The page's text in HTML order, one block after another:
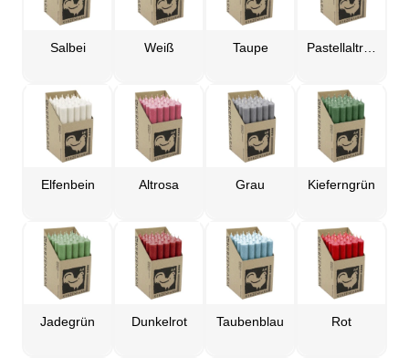
Salbei Weiß Taupe
Elfenbein Altrosa Grau Kieferngrün
Jadegrün Dunkelrot Taubenblau Rot